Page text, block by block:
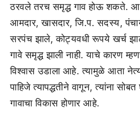
ठरवले तरच समृद्ध गाव होऊ शकते.
आमदार, खासदार, जि.प. सदस्य,
सरपंच झाले, कोट्यवधी रूपये खर्च
गावे समृद्ध झाली नाही. याचे कारण
विश्वास उडाला आहे. त्यामुळे आता
पाहिजे त्यापद्धतीने वागून, त्यांना
गावाचा विकास होणार आहे.